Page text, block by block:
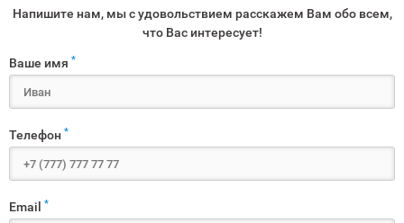
Напишите нам, мы с удовольствием расскажем Вам обо всем,
что Вас интересует!
Ваше имя *
Телефон *
Email *